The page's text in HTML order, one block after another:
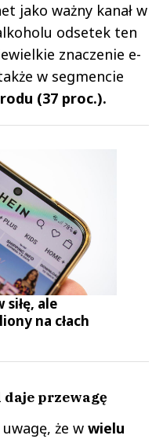
jako ważny kanał w
odsetek ten
znaczenie e-
w segmencie
(37 proc.).
siłę, ale
na cłach
przewagę
że w wielu